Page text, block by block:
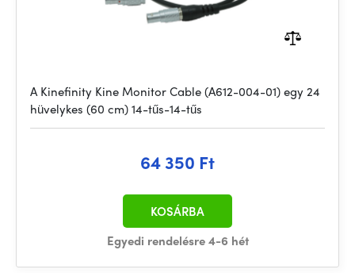
A Kinefinity Kine Monitor Cable (A612-004-01) egy 24
hüvelykes (60 cm) 14-tűs-14-tűs
64 350 Ft
Egyedi rendelésre 4-6 hét
KOSÁRBA